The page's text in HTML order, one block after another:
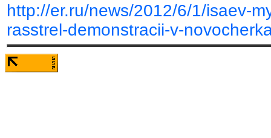
http://er.ru/news/2012/6/1/isaev-
rasstrel-demonstracii-v-